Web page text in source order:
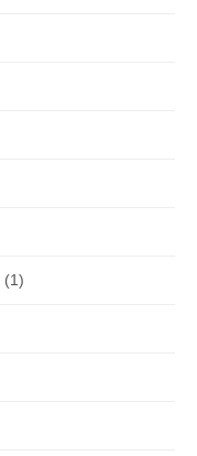
(1)